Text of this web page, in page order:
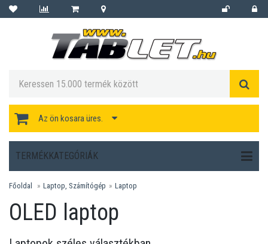
Az ön kosara üres.
TERMÉKKATEGÓRIÁK
Főoldal Laptop, Számítógép Laptop
OLED laptop